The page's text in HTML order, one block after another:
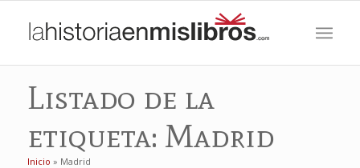
Listado de la
etiqueta: Madrid
Inicio » Madrid